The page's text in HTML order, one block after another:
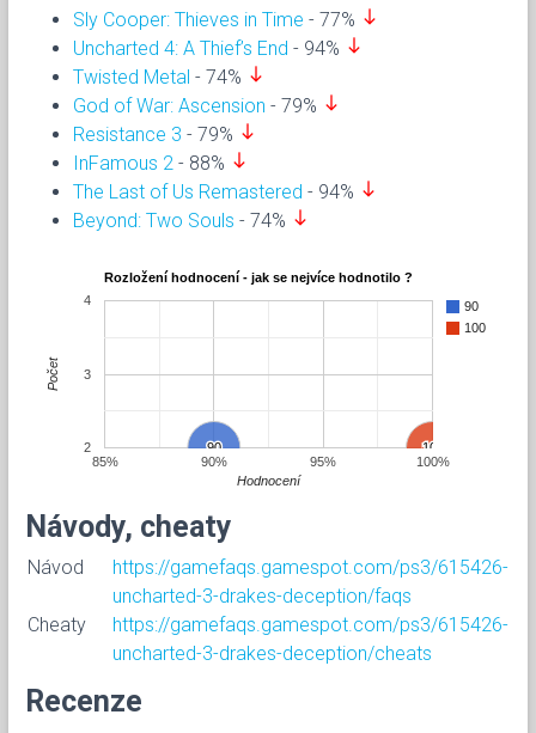
Sly Cooper: Thieves in Time - 77% south
Uncharted 4: A Thief’s End - 94% south
Twisted Metal - 74% south
God of War: Ascension - 79% south
Resistance 3 - 79% south
InFamous 2 - 88% south
The Last of Us Remastered - 94% south
Beyond: Two Souls - 74% south
Rozložení hodnocení - jak se nejvíce hodnotilo ?
90
100
90
90 100
100
85%
90% 95% 100%
2
3
4
Hodnocení
Počet
Návody, cheaty
Návod
https://gamefaqs.gamespot.com/ps3/615426-
uncharted-3-drakes-deception/faqs
Cheaty
https://gamefaqs.gamespot.com/ps3/615426-
uncharted-3-drakes-deception/cheats
Recenze